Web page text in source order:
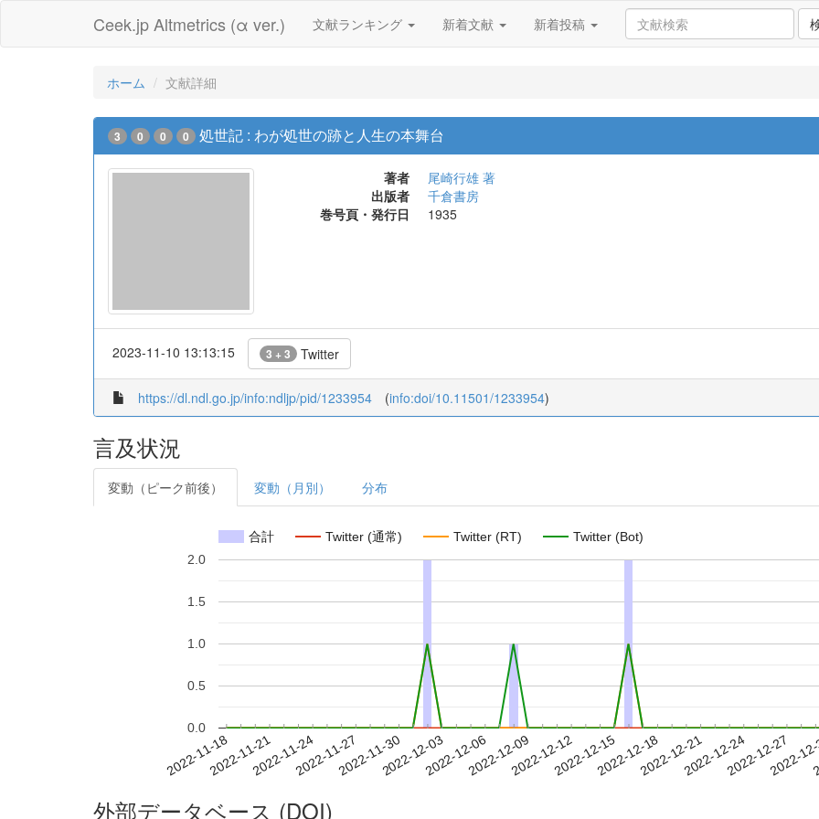
Ceek.jp Altmetrics (α ver.) 文献ランキング 新着文献 新着投稿
ホーム 文献詳細
3 0 0 0 処世記 : わが処世の跡と人生の本舞台
著者
尾崎行雄 著
出版者
千倉書房
巻号頁・発行日
1935
2023-11-10 13:13:15 3 + 3 Twitter
https://dl.ndl.go.jp/info:ndljp/pid/1233954 (info:doi/10.11501/1233954)
言及状況
変動（ピーク前後） 変動（月別） 分布
合計 Twitter (通常) Twitter (RT) Twitter (Bot)
2022-11-182022-11-212022-11-242022-11-272022-11-302022-12-032022-12-062022-12-092022-12-122022-12-152022-12-182022-12-212022-12-242022-12-27
2022-
0.0
0.5
1.0
1.5
2.0
外部データベース (DOI)